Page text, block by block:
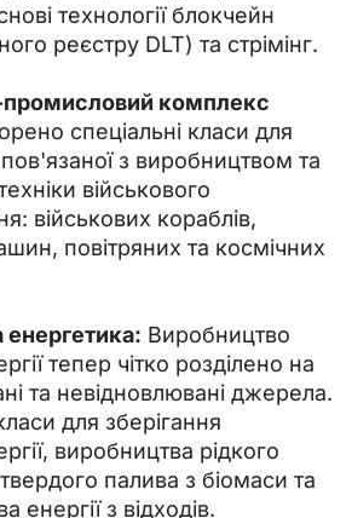
технології блокчейн
реєстру DLT) та стрімінг.
промисловий комплекс
спеціальні класи для
пов'язаної з виробництвом та
військового
військових кораблів,
повітряних та космічних
енергетика: Виробництво
тепер чітко розділено на
та невідновлювані джерела.
для зберігання
виробництва рідкого
палива з біомаси та
енергії з відходів.